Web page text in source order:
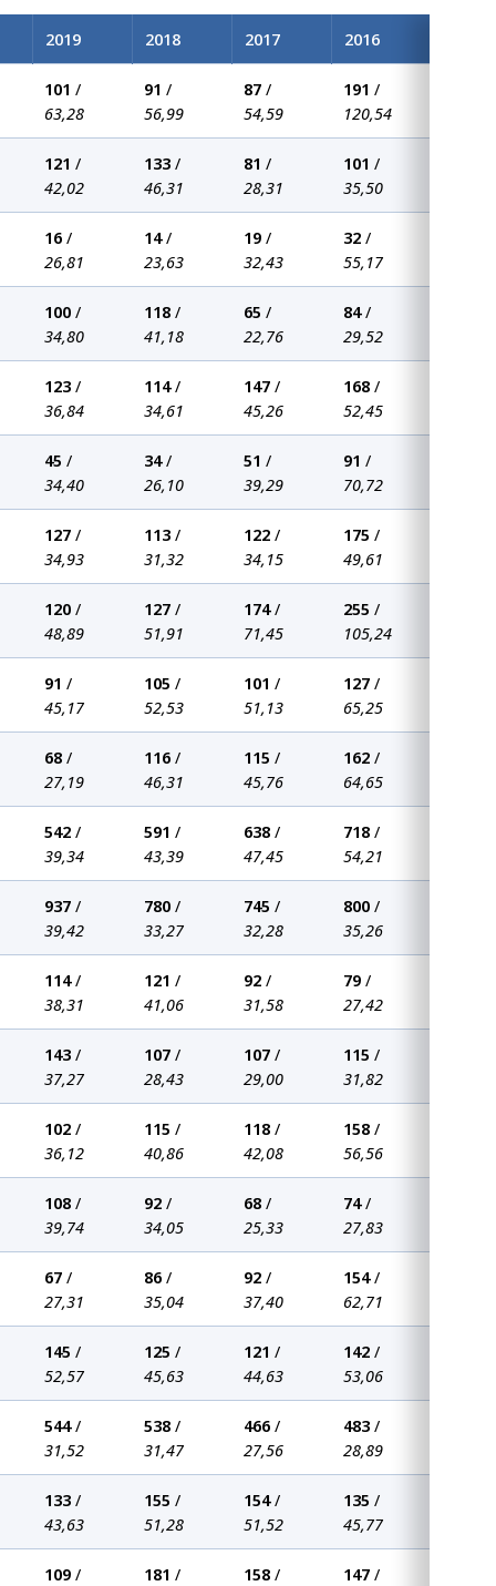
2019 2018 2017 2016
101 /
63,28
91 /
56,99
87 /
54,59
191 /
120,54
121 /
42,02
133 /
46,31
81 /
28,31
101 /
35,50
16 /
26,81
14/
23,63
19 /
32,43
32 /
55,17
100 /
34,80
118 /
41,18
65 /
22,76
84/
29,52
123 /
36,84
114/
34,61
147 /
45,26
168 /
52,45
45 /
34,40
34/
26,10
51 /
39,29
91 /
70,72
127 /
34,93
113 /
31,32
122 /
34,15
175 /
49,61
120 /
48,89
127 /
51,91
174/
71,45
255 /
105,24
91 /
45,17
105 /
52,53
101 /
51,13
127 /
65,25
68 /
27,19
116 /
46,31
115 /
45,76
162 /
64,65
542 /
39,34
591 /
43,39
638 /
47,45
718 /
54,21
937 /
39,42
780 /
33,27
745 /
32,28
800 /
35,26
114/
38,31
121 /
41,06
92 /
31,58
79 /
27,42
143 /
37,27
107 /
28,43
107 /
29,00
115 /
31,82
102 /
36,12
115 /
40,86
118 /
42,08
158 /
56,56
108 /
39,74
92 /
34,05
68 /
25,33
74/
27,83
67 /
27,31
86 /
35,04
92 /
37,40
154/
62,71
145 /
52,57
125 /
45,63
121 /
44,63
142 /
53,06
544/
31,52
538 /
31,47
466 /
27,56
483 /
28,89
133 /
43,63
155 /
51,28
154/
51,52
135 /
45,77
109 /
181 /
158 /
147 /